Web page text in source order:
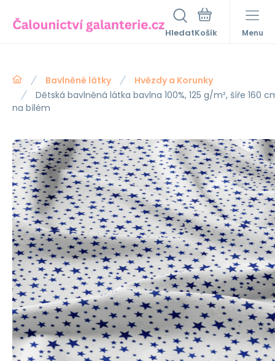
Hledat Menu
Bavlněné látky
Hvězdy a Korunky
Dětská bavlněná látka bavlna 100%, 125 g/m², šíře 160
na bílém